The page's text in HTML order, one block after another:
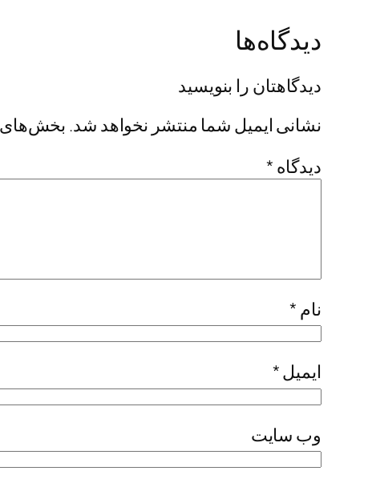
دیدگاه‌ها
دیدگاهتان را بنویسید
نشانی ایمیل شما منتشر نخواهد شد.بخش‌های
دیدگاه *
نام *
ایمیل*
وب‌ سایت